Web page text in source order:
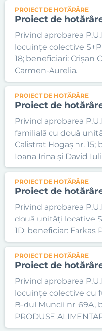
PROIECT DE HOTĂRÂRE
Proiect de
Privind aprobarea
locuințe colective
18; beneficiari: Crișan
Carmen-Aurelia.
PROIECT DE HOTĂRÂRE
Proiect de
Privind aprobarea
familială cu două
Calistrat Hogaș nr. 15;
Ioana Irina și David
PROIECT DE HOTĂRÂRE
Proiect de
Privind aprobarea
două unități locative
1D; beneficiar: Farkas
PROIECT DE HOTĂRÂRE
Proiect de
Privind aprobarea
locuințe colective cu
B-dul Muncii nr. 69A,
PRODUSE